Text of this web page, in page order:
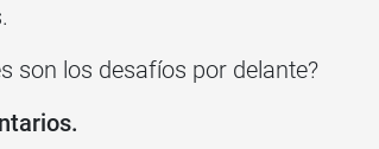
son los desafíos por delante?